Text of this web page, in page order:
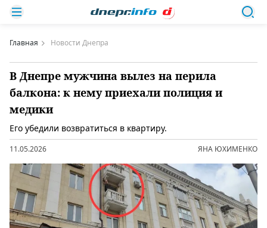
Главная Новости Днепра
В Днепре мужчина вылез на перила
балкона: к нему приехали полиция и
медики
Его убедили возвратиться в квартиру.
11.05.2026 ЯНА ЮХИМЕНКО